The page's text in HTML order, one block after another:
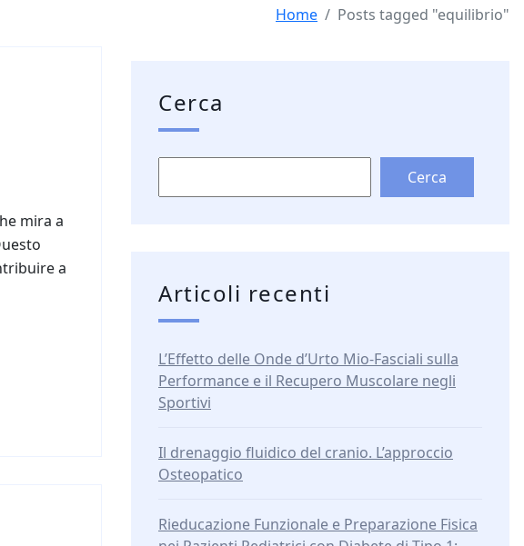
Home Posts tagged "equilibrio"
mira a
a
Cerca
Cerca
Articoli recenti
L’Effetto delle Onde d’Urto Mio-Fasciali sulla
Performance e il Recupero Muscolare negli
Sportivi
Il drenaggio fluidico del cranio. L’approccio
Osteopatico
Rieducazione Funzionale e Preparazione Fisica